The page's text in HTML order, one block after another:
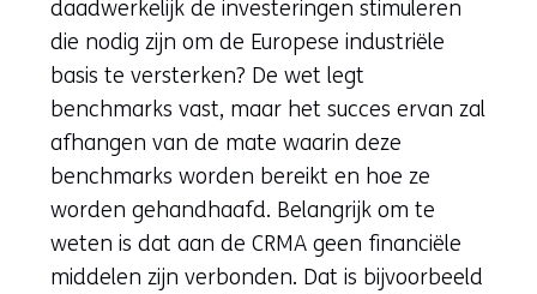
daadwerkelijk de investeringen stimuleren
die nodig zijn om de Europese industriële
basis te versterken? De wet legt
benchmarks vast, maar het succes ervan zal
afhangen van de mate waarin deze
benchmarks worden bereikt en hoe ze
worden gehandhaafd. Belangrijk om te
weten is dat aan de CRMA geen financiële
middelen zijn verbonden. Dat is bijvoorbeeld